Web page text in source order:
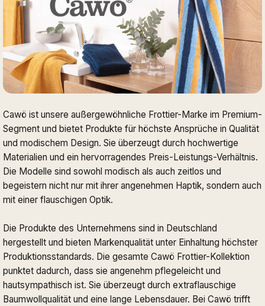
Cawö ist unsere außergewöhnliche Frottier-Marke im Premium-
Segment und bietet Produkte für höchste Ansprüche in Qualität
und modischem Design. Sie überzeugt durch hochwertige
Materialien und ein hervorragendes Preis-Leistungs-Verhältnis.
Die Modelle sind sowohl modisch als auch zeitlos und
begeistern nicht nur mit ihrer angenehmen Haptik, sondern auch
mit einer flauschigen Optik.
Die Produkte des Unternehmens sind in Deutschland
hergestellt und bieten Markenqualität unter Einhaltung höchster
Produktionsstandards. Die gesamte Cawö Frottier-Kollektion
punktet dadurch, dass sie angenehm pflegeleicht und
hautsympathisch ist. Sie überzeugt durch extraflauschige
Baumwollqualität und eine lange Lebensdauer. Bei Cawö trifft